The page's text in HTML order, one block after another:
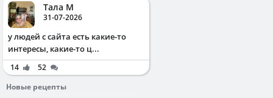
Тала М
31-07-2026
у людей с сайта есть какие-то
интересы, какие-то ц...
14
52
Новые рецепты